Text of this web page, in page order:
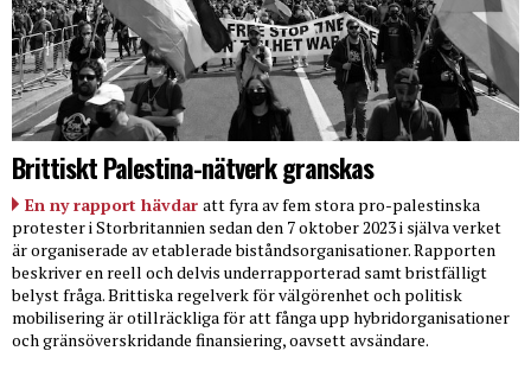
Brittiskt Palestina-nätverk granskas
En ny rapport hävdar att fyra av fem stora pro-palestinska
protester i Storbritannien sedan den 7 oktober 2023 i själva verket
är organiserade av etablerade biståndsorganisationer. Rapporten
beskriver en reell och delvis underrapporterad samt bristfälligt
belyst fråga. Brittiska regelverk för välgörenhet och politisk
mobilisering är otillräckliga för att fånga upp hybridorganisationer
och gränsöverskridande finansiering, oavsett avsändare.